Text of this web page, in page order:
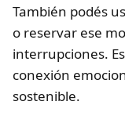
También podés
o reservar ese
interrupciones.
conexión
sostenible.